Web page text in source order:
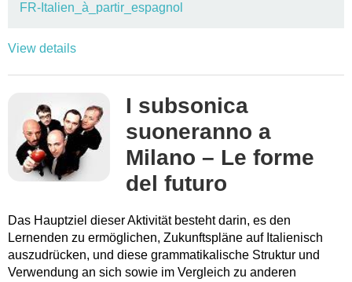
FR-Italien_à_partir_espagnol
View details
I subsonica
suoneranno a
Milano – Le forme
del futuro
Das Hauptziel dieser Aktivität besteht darin, es den
Lernenden zu ermöglichen, Zukunftspläne auf Italienisch
auszudrücken, und diese grammatikalische Struktur und
Verwendung an sich sowie im Vergleich zu anderen